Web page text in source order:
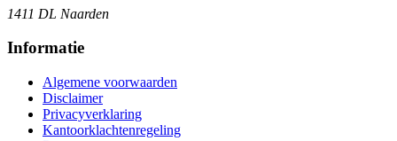
1411 DL Naarden
Informatie
Algemene voorwaarden
Disclaimer
Privacyverklaring
Kantoorklachtenregeling